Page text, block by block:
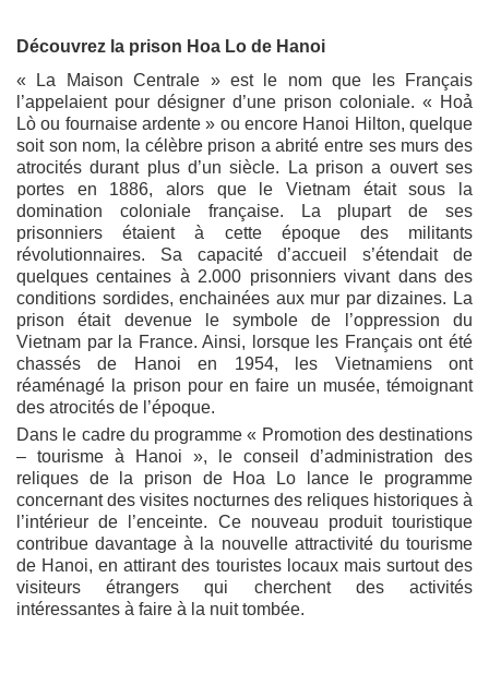
Découvrez la prison Hoa Lo de Hanoi
« La Maison Centrale » est le nom que les Français
l’appelaient pour désigner d’une prison coloniale. « Hoả
Lò ou fournaise ardente » ou encore Hanoi Hilton, quelque
soit son nom, la célèbre prison a abrité entre ses murs des
atrocités durant plus d’un siècle. La prison a ouvert ses
portes en 1886, alors que le Vietnam était sous la
domination coloniale française. La plupart de ses
prisonniers étaient à cette époque des militants
révolutionnaires. Sa capacité d’accueil s’étendait de
quelques centaines à 2.000 prisonniers vivant dans des
conditions sordides, enchainées aux mur par dizaines. La
prison était devenue le symbole de l’oppression du
Vietnam par la France. Ainsi, lorsque les Français ont été
chassés de Hanoi en 1954, les Vietnamiens ont
réaménagé la prison pour en faire un musée, témoignant
des atrocités de l’époque.
Dans le cadre du programme « Promotion des destinations
– tourisme à Hanoi », le conseil d’administration des
reliques de la prison de Hoa Lo lance le programme
concernant des visites nocturnes des reliques historiques à
l’intérieur de l’enceinte. Ce nouveau produit touristique
contribue davantage à la nouvelle attractivité du tourisme
de Hanoi, en attirant des touristes locaux mais surtout des
visiteurs étrangers qui cherchent des activités
intéressantes à faire à la nuit tombée.